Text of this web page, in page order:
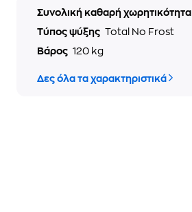
Συνολική καθαρή χωρητικότητα
Τύπος ψύξης Total No Frost
Βάρος 120 kg
Δες όλα τα χαρακτηριστικά